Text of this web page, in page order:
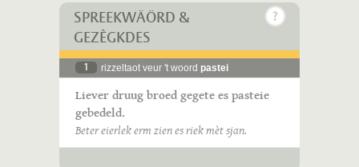
SPREEKWÄÖRD &
GEZÈGKDES
1 rizzeltaot veur 't woord pastei
Liever druug broed gegete es pasteie
gebedeld.
Beter eierlek erm zien es riek mèt sjan.